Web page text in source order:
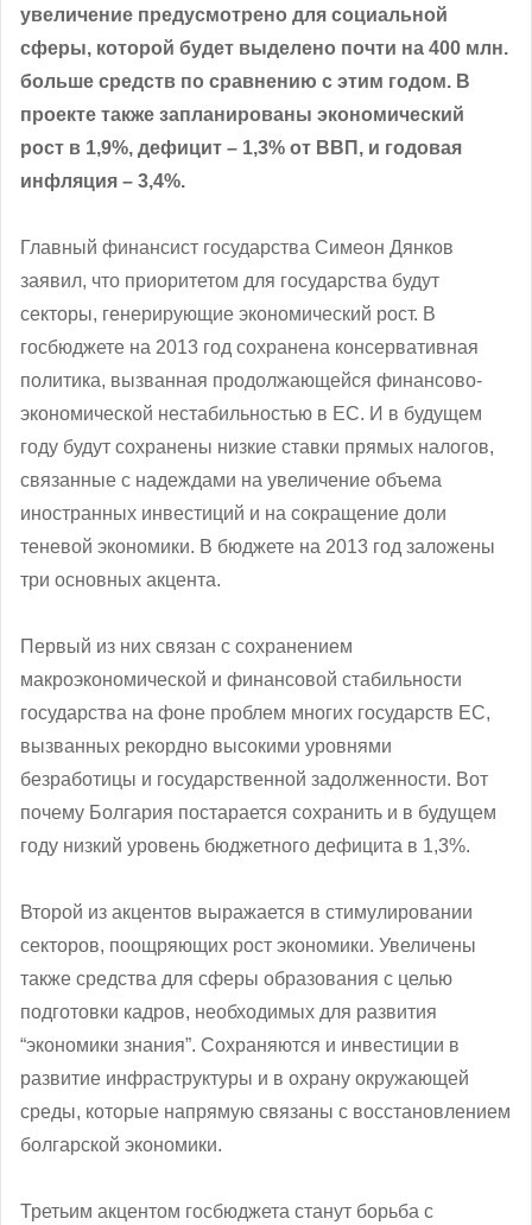
увеличение предусмотрено для социальной
сферы, которой будет выделено почти на 400 млн.
больше средств по сравнению с этим годом. В
проекте также запланированы экономический
рост в 1,9%, дефицит – 1,3% от ВВП, и годовая
инфляция – 3,4%.
Главный финансист государства Симеон Дянков
заявил, что приоритетом для государства будут
секторы, генерирующие экономический рост. В
госбюджете на 2013 год сохранена консервативная
политика, вызванная продолжающейся финансово-
экономической нестабильностью в ЕС. И в будущем
году будут сохранены низкие ставки прямых налогов,
связанные с надеждами на увеличение объема
иностранных инвестиций и на сокращение доли
теневой экономики. В бюджете на 2013 год заложены
три основных акцента.
Первый из них связан с сохранением
макроэкономической и финансовой стабильности
государства на фоне проблем многих государств ЕС,
вызванных рекордно высокими уровнями
безработицы и государственной задолженности. Вот
почему Болгария постарается сохранить и в будущем
году низкий уровень бюджетного дефицита в 1,3%.
Второй из акцентов выражается в стимулировании
секторов, поощряющих рост экономики. Увеличены
также средства для сферы образования с целью
подготовки кадров, необходимых для развития
“экономики знания”. Сохраняются и инвестиции в
развитие инфраструктуры и в охрану окружающей
среды, которые напрямую связаны с восстановлением
болгарской экономики.
Третьим акцентом госбюджета станут борьба с